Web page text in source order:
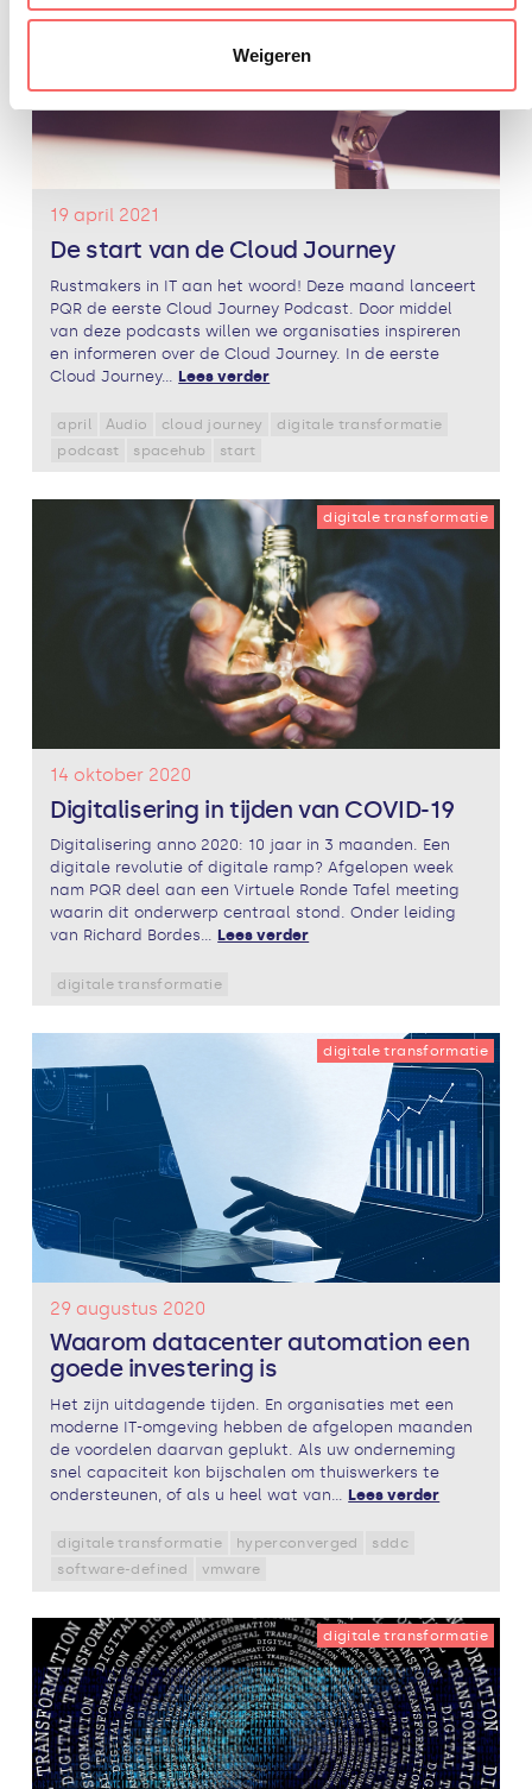
Weigeren
19 april 2021
De start van de Cloud Journey
Rustmakers in IT aan het woord! Deze maand lanceert
PQR de eerste Cloud Journey Podcast. Door middel
van deze podcasts willen we organisaties inspireren
en informeren over de Cloud Journey. In de eerste
Cloud Journey... Lees verder
april Audio cloud journey
digitale transformatie
podcast
spacehub start
digitale transformatie
14 oktober 2020
Digitalisering in tijden van COVID-19
Digitalisering anno 2020: 10 jaar in 3 maanden. Een
digitale revolutie of digitale ramp? Afgelopen week
nam PQR deel aan een Virtuele Ronde Tafel meeting
waarin dit onderwerp centraal stond. Onder leiding
van Richard Bordes... Lees verder
digitale transformatie
digitale transformatie
29 augustus 2020
Waarom datacenter automation een
goede investering is
Het zijn uitdagende tijden. En organisaties met een
moderne IT-omgeving hebben de afgelopen maanden
de voordelen daarvan geplukt. Als uw onderneming
snel capaciteit kon bijschalen om thuiswerkers te
ondersteunen, of als u heel wat van... Lees verder
digitale transformatie hyperconverged
sddc
software-defined
vmware
digitale transformatie